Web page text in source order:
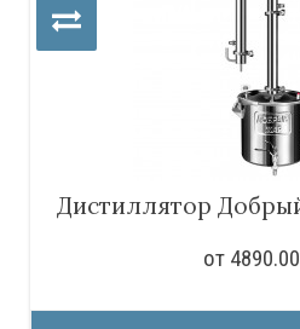
Дистиллятор
от